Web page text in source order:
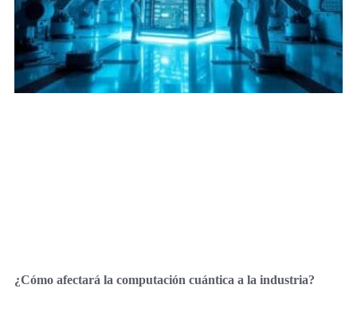
¿Cómo afectará la computación cuántica a la industria?